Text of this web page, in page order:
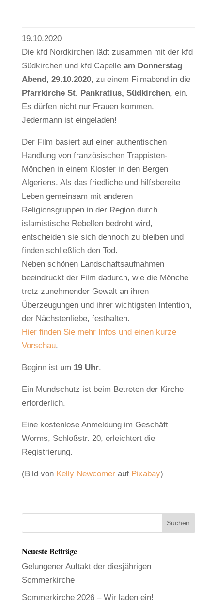
19.10.2020
Die kfd Nordkirchen lädt zusammen mit der kfd
Südkirchen und kfd Capelle am Donnerstag
Abend, 29.10.2020, zu einem Filmabend in die
Pfarrkirche St. Pankratius, Südkirchen, ein.
Es dürfen nicht nur Frauen kommen.
Jedermann ist eingeladen!
Der Film basiert auf einer authentischen
Handlung von französischen Trappisten-
Mönchen in einem Kloster in den Bergen
Algeriens. Als das friedliche und hilfsbereite
Leben gemeinsam mit anderen
Religionsgruppen in der Region durch
islamistische Rebellen bedroht wird,
entscheiden sie sich dennoch zu bleiben und
finden schließlich den Tod.
Neben schönen Landschaftsaufnahmen
beeindruckt der Film dadurch, wie die Mönche
trotz zunehmender Gewalt an ihren
Überzeugungen und ihrer wichtigsten Intention,
der Nächstenliebe, festhalten.
Hier finden Sie mehr Infos und einen kurze
Vorschau.
Beginn ist um 19 Uhr.
Ein Mundschutz ist beim Betreten der Kirche
erforderlich.
Eine kostenlose Anmeldung im Geschäft
Worms, Schloßstr. 20, erleichtert die
Registrierung.
(Bild von Kelly Newcomerauf Pixabay)
Neueste Beiträge
Gelungener Auftakt der diesjährigen
Sommerkirche
Sommerkirche 2026 – Wir laden ein!